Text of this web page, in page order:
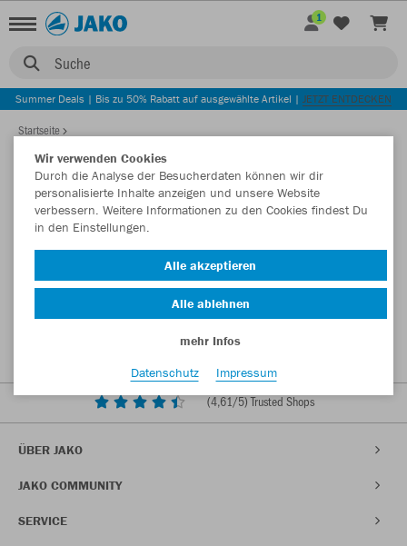
Suche
1
Summer Deals | Bis zu 50% Rabatt auf ausgewählte Artikel | JETZT ENTDECKEN
Startseite
(4,61/5) Trusted Shops
ÜBER JAKO
JAKO COMMUNITY
SERVICE
Wir verwenden Cookies
Durch die Analyse der Besucherdaten können wir dir
personalisierte Inhalte anzeigen und unsere Website
verbessern. Weitere Informationen zu den Cookies findest Du
in den Einstellungen.
Alle akzeptieren
Alle ablehnen
mehr Infos
Datenschutz
Impressum